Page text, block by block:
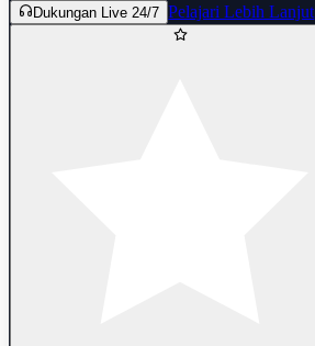
Dukungan Live 24/7 Pelajari Lebih Lanjut